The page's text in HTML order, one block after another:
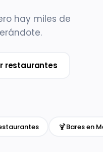
hay miles de
restaurantes
🍹Bares en